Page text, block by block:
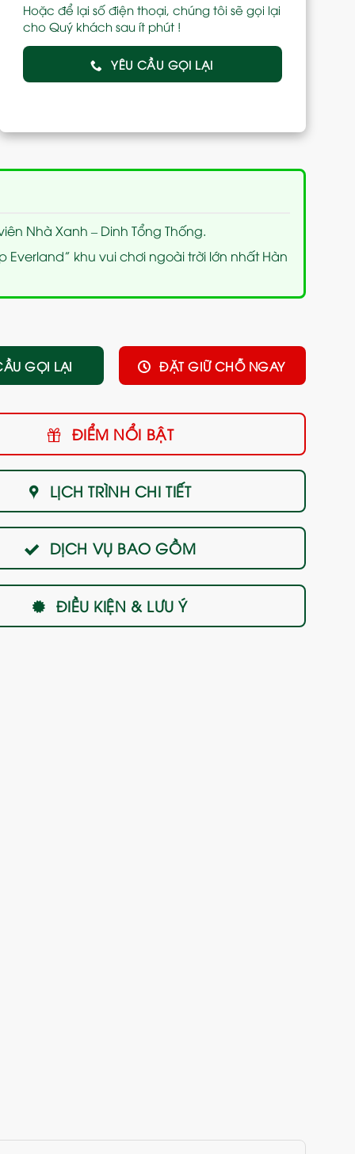
Hoặc để lại số điện thoại, chúng tôi sẽ gọi lại
cho Quý khách sau ít phút !
YÊU CẦU GỌI LẠI
Nhà Xanh – Dinh Tổng Thống.
Everland” khu vui chơi ngoài trời lớn nhất Hàn
GỌI LẠI ĐẶT GIỮ CHỖ NGAY
ĐIỂM NỔI BẬT
LỊCH TRÌNH CHI TIẾT
DỊCH VỤ BAO GỒM
ĐIỀU KIỆN & LƯU Ý